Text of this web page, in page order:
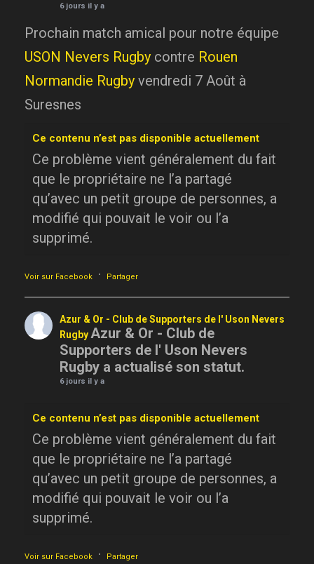
6 jours il y a
Prochain match amical pour notre équipe
USON Nevers Rugby contre Rouen
Normandie Rugby vendredi 7 Août à
Suresnes
Ce contenu n’est pas disponible actuellement
Ce problème vient généralement du fait
que le propriétaire ne l’a partagé
qu’avec un petit groupe de personnes, a
modifié qui pouvait le voir ou l’a
supprimé.
Voir sur Facebook · Partager
Azur & Or - Club de Supporters de l' Uson Nevers
RugbyAzur & Or - Club de
Supporters de l' Uson Nevers
Rugby a actualisé son statut.
6 jours il y a
Ce contenu n’est pas disponible actuellement
Ce problème vient généralement du fait
que le propriétaire ne l’a partagé
qu’avec un petit groupe de personnes, a
modifié qui pouvait le voir ou l’a
supprimé.
Voir sur Facebook · Partager